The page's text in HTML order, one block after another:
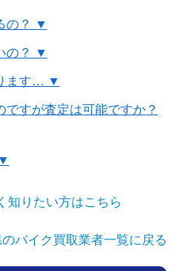
の？ ▼
の？ ▼
ます… ▼
すが査定は可能ですか？
知りたい方はこちら
バイク買取業者一覧に戻る